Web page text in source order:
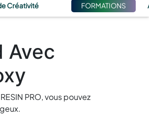
Créativité FORMATIONS
Avec
PRO, vous pouvez